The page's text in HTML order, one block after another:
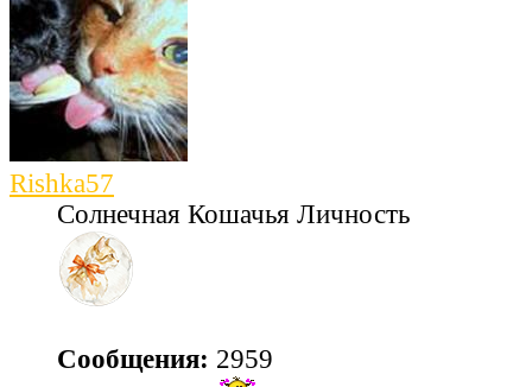
Rishka57
Солнечная Кошачья Личность
Сообщения: 2959